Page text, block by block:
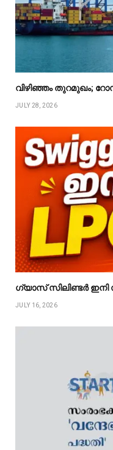
വിഴിഞ്ഞം തുറമുഖം;
JULY 28, 2026
ഗ്യാസ് സിലിണ്ടർ ഇനി
JULY 16, 2026